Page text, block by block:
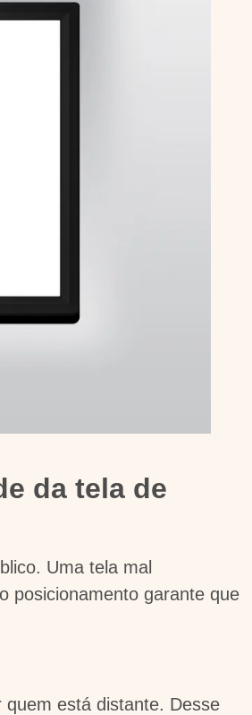
da tela de
Uma tela mal
posicionamento garante que
está distante. Desse